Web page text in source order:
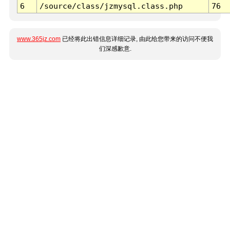
6 /source/class/jzmysql.class.php 76
www.365jz.com 已经将此出错信息详细记录, 由此给您带来的访问不便我
们深感歉意.